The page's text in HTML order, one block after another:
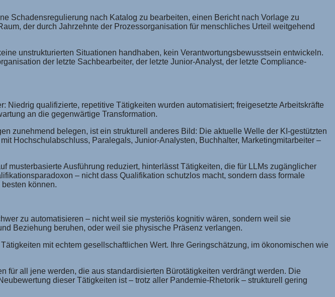
Schadensregulierung nach Katalog zu bearbeiten, einen Bericht nach Vorlage zu
der durch Jahrzehnte der Prozessorganisation für menschliches Urteil weitgehend
unstrukturierten Situationen handhaben, kein Verantwortungsbewusstsein entwickeln.
der letzte Sachbearbeiter, der letzte Junior-Analyst, der letzte Compliance-
qualifizierte, repetitive Tätigkeiten wurden automatisiert; freigesetzte Arbeitskräfte
an die gegenwärtige Transformation.
zunehmend belegen, ist ein strukturell anderes Bild: Die aktuelle Welle der KI-gestützten
Hochschulabschluss, Paralegals, Junior-Analysten, Buchhalter, Marketingmitarbeiter –
Ausführung reduziert, hinterlässt Tätigkeiten, die für LLMs zugänglicher
– nicht dass Qualifikation schutzlos macht, sondern dass formale
können.
zu automatisieren – nicht weil sie mysteriös kognitiv wären, sondern weil sie
Beziehung beruhen, oder weil sie physische Präsenz verlangen.
mit echtem gesellschaftlichen Wert. Ihre Geringschätzung, im ökonomischen wie
all jene werden, die aus standardisierten Bürotätigkeiten verdrängt werden. Die
dieser Tätigkeiten ist – trotz aller Pandemie-Rhetorik – strukturell gering